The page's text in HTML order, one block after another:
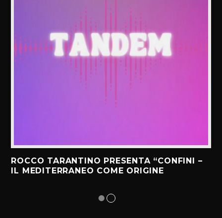
ROCCO TARANTINO PRESENTA “CONFINI –
IL MEDITERRANEO COME ORIGINE